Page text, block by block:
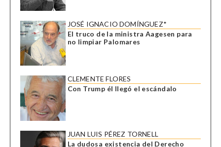
JOSÉ IGNACIO DOMÍNGUEZ*
El truco de la ministra Aagesen para
no limpiar Palomares
CLEMENTE FLORES
Con Trump él llegó el escándalo
JUAN LUIS PÉREZ TORNELL
La dudosa existencia del Derecho